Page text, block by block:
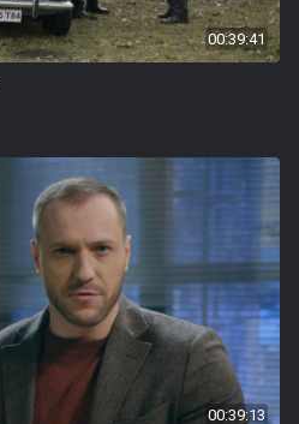
00:39:41
00:39:13